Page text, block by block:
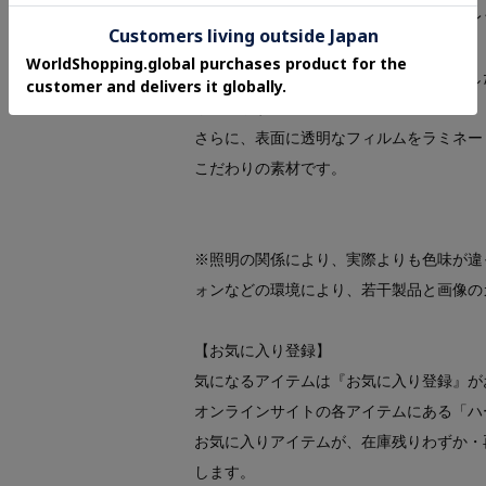
ダルメシアン（601） オレンジ（667）
艶やかな上品さが魅力の新素材。
染色した革に、細かいシボの型押しを施
さらに、表面に透明なフィルムをラミネ
こだわりの素材です。
※照明の関係により、実際よりも色味が
ォンなどの環境により、若干製品と画像
【お気に入り登録】
気になるアイテムは『お気に入り登録』
オンラインサイトの各アイテムにある「
お気に入りアイテムが、在庫残りわずか
します。